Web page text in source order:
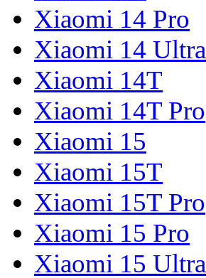
Xiaomi 14 Pro
Xiaomi 14 Ultra
Xiaomi 14T
Xiaomi 14T Pro
Xiaomi 15
Xiaomi 15T
Xiaomi 15T Pro
Xiaomi 15 Pro
Xiaomi 15 Ultra